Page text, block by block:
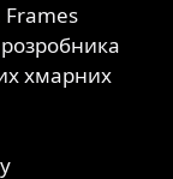
Frames
хмарних